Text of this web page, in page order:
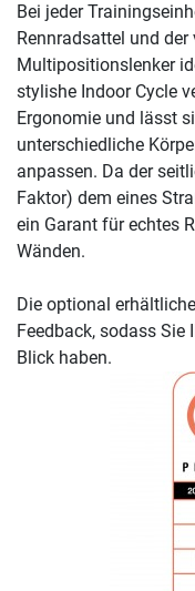
Bei jeder
Rennradsattel und
Multipositionslenker
stylishe Indoor Cycle
Ergonomie und lässt
unterschiedliche
anpassen. Da der
Faktor) dem eines
ein Garant für echtes
Wänden.
Die optional
Feedback, sodass
Blick haben.